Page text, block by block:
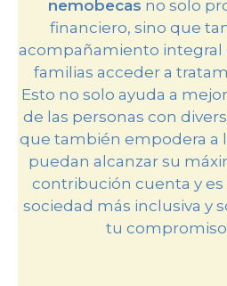
nemobecas no solo
financiero, sino que
acompañamiento integral
familias acceder a
Esto no solo ayuda a
de las personas con
que también empodera a
puedan alcanzar su
contribución cuenta y es
sociedad más inclusiva y
tu compromiso